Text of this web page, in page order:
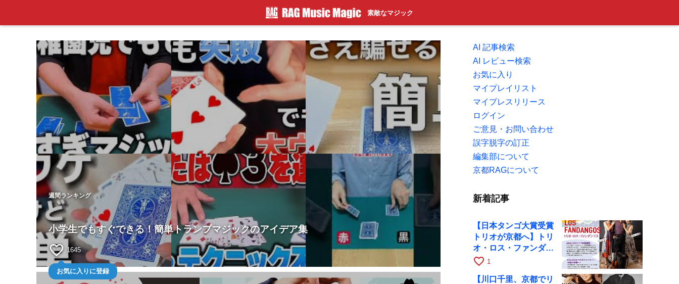
素敵なマジック
週間ランキング
小学生でもすぐできる！簡単トランプマジックのアイデア集
favorite_border 1645
お気に入りに登録
AI 記事検索
AI レビュー検索
お気に入り
マイプレイリスト
マイプレスリリース
ログイン
ご意見・お問い合わせ
誤字脱字の訂正
編集部について
京都RAGについて
新着記事
【日本タンゴ大賞受賞
トリオが京都へ】トリ
オ・ロス・ファンダン
ゴスが10月9日にRAG
favorite_border 1
【川口千里、京都でリ